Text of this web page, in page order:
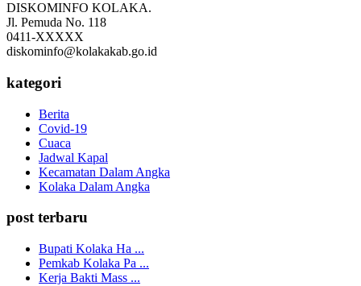
DISKOMINFO KOLAKA.
Jl. Pemuda No. 118
0411-XXXXX
diskominfo@kolakakab.go.id
kategori
Berita
Covid-19
Cuaca
Jadwal Kapal
Kecamatan Dalam Angka
Kolaka Dalam Angka
post terbaru
Bupati Kolaka Ha ...
Pemkab Kolaka Pa ...
Kerja Bakti Mass ...